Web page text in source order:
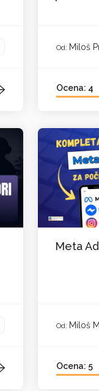
Od: Miloš
Ocena: 4
Meta
Od: Miloš
Ocena: 5